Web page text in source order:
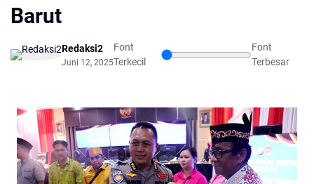
Barut
Redaksi2
Juni 12, 2025
Font
Terkecil
Font
Terbesar